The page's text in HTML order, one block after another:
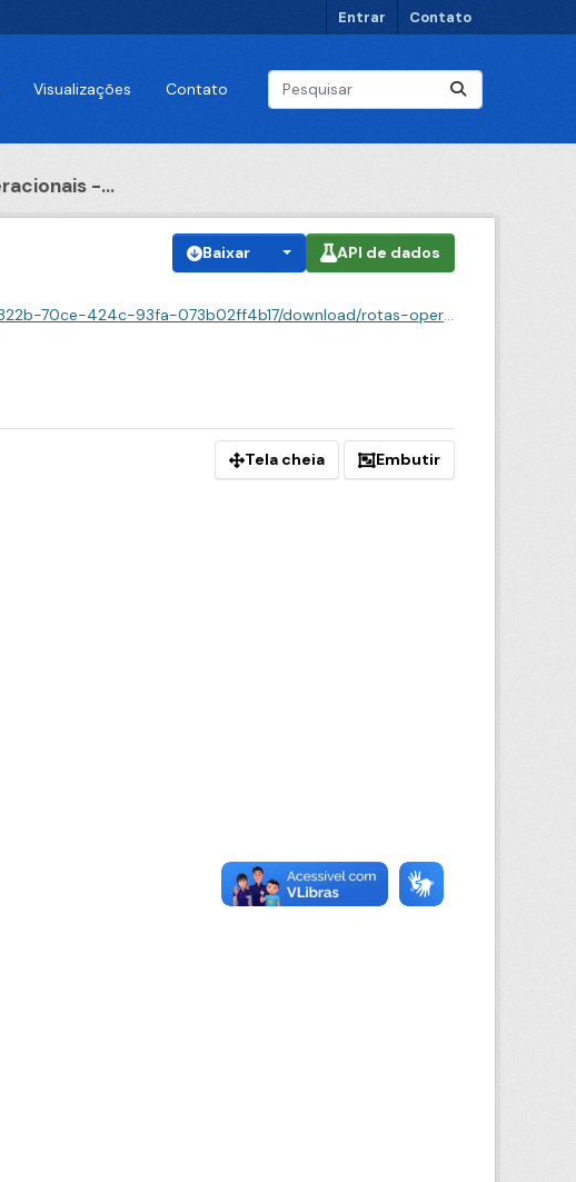
Entrar Contato
Visualizações Contato
-...
Baixar API de dados
download/rotas-operacionais-domingos-e-feriados.csv
Tela cheia Embutir